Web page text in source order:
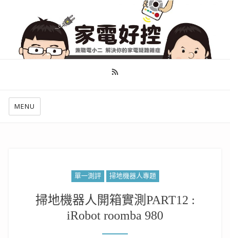
幫你做好功課，看了就知怎麼找出適合自己的家電
MENU
單一測評 掃地機器人專題
掃地機器人開箱實測PART12 :
iRobot roomba 980